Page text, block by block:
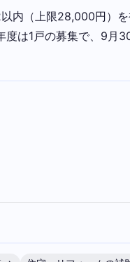
内（上限28,000円）を
は1戸の募集で、9月